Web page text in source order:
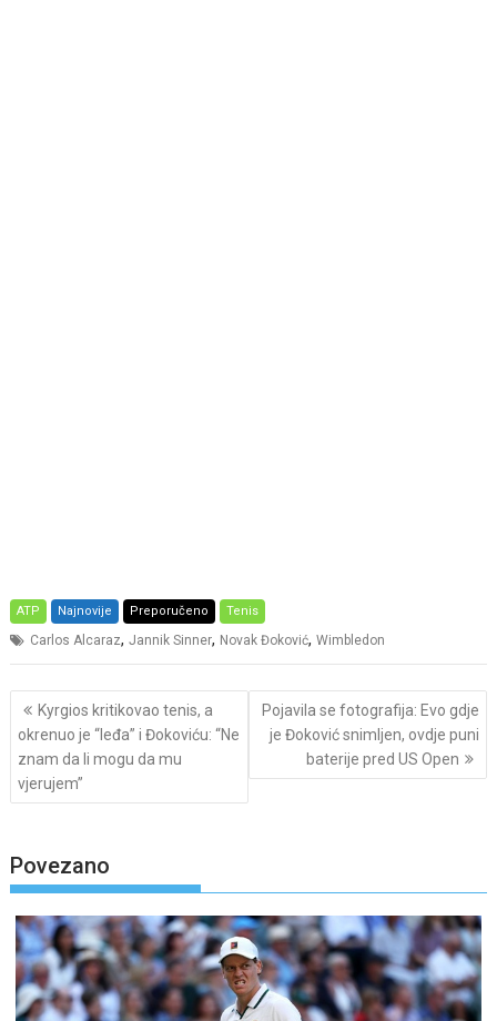
ATP Najnovije Preporučeno Tenis
Carlos Alcaraz,Jannik Sinner, Novak Đoković,Wimbledon
Post
navigation
Kyrgios kritikovao tenis, a
okrenuo je “leđa” i Đokoviću: “Ne
znam da li mogu da mu
vjerujem”
Pojavila se fotografija: Evo gdje
je Đoković snimljen, ovdje puni
baterije pred US Open
Povezano